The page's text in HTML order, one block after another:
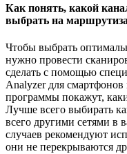
Как понять, какой
выбрать на
Чтобы выбрать
нужно провести
сделать с помощью
Analyzer для
программы покажут,
Лучше всего выбирать
всего другими сетями
случаев рекомендуют
они не перекрываются